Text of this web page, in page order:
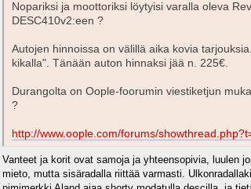
Nopariksi ja moottoriksi löytyisi varalla oleva
DESC410v2:een ?
Autojen hinnoissa on välillä aika kovia
kikalla". Tänään auton hinnaksi jää n. 225€.
Durangolta on Oople-foorumin viestiketjun
?
http://www.oople.com/forums/
Vanteet ja korit ovat samoja ja yhteensopivia, luulen
mieto, mutta sisäradalla riittää varmasti.